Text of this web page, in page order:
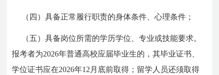
（四）具备正常履行职责的身体条件、心理条件；
（五）具备岗位所需的学历学位、专业或技能要求。
报考者为2026年普通高校应届毕业生的，其毕业证书、
学位证书应在2026年12月底前取得；留学人员还须取得